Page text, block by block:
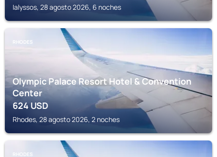
Ialyssos, 28 agosto 2026, 6 noches
RHODES
Olympic Palace Resort Hotel & Convention
Center
624USD
Rhodes, 28 agosto 2026, 2 noches
RHODES